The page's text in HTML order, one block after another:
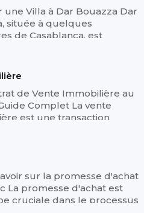
une Villa à Dar Bouazza Dar
située à quelques
de Casablanca, est
de Vente Immobilière au
Complet La vente
est une transaction
sur la promesse d'achat
La promesse d'achat est
cruciale dans le processus